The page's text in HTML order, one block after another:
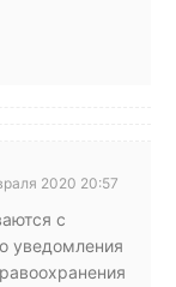
2020 20:57
с
уведомления